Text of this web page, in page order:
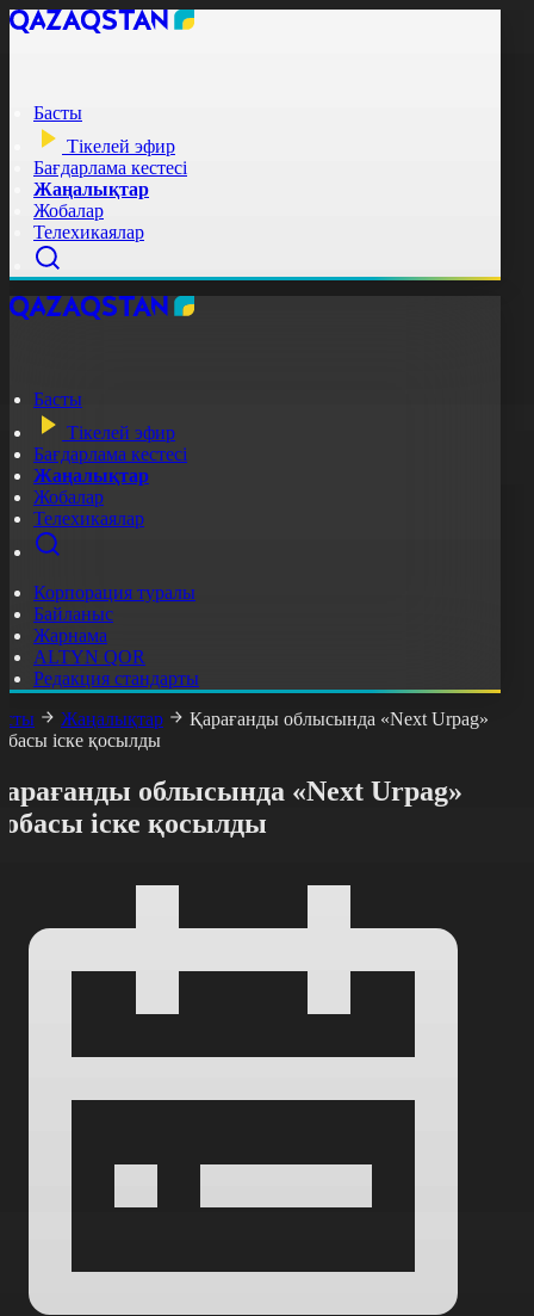
Басты
Тікелей эфир
Бағдарлама кестесі
Жаңалықтар
Жобалар
Телехикаялар
Басты
Тікелей эфир
Бағдарлама кестесі
Жаңалықтар
Жобалар
Телехикаялар
Корпорация туралы
Байланыс
Жарнама
ALTYN QOR
Редакция стандарты
Жаңалықтар
Қарағанды облысында «Next Urpag»
іске қосылды
облысында «Next Urpag»
іске қосылды